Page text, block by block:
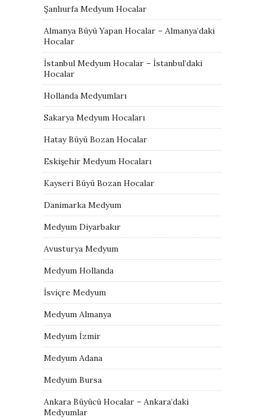
Şanlıurfa Medyum Hocalar
Almanya Büyü Yapan Hocalar – Almanya’daki
Hocalar
İstanbul Medyum Hocalar – İstanbul’daki
Hocalar
Hollanda Medyumları
Sakarya Medyum Hocaları
Hatay Büyü Bozan Hocalar
Eskişehir Medyum Hocaları
Kayseri Büyü Bozan Hocalar
Danimarka Medyum
Medyum Diyarbakır
Avusturya Medyum
Medyum Hollanda
İsviçre Medyum
Medyum Almanya
Medyum İzmir
Medyum Adana
Medyum Bursa
Ankara Büyücü Hocalar – Ankara’daki
Medyumlar